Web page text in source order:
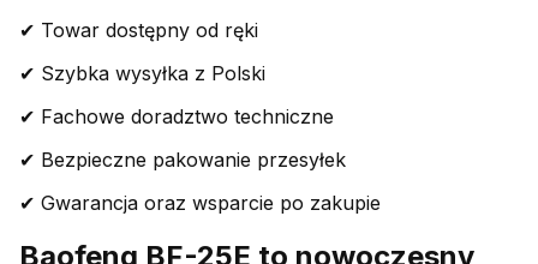
✔ Towar dostępny od ręki
✔ Szybka wysyłka z Polski
✔ Fachowe doradztwo techniczne
✔ Bezpieczne pakowanie przesyłek
✔ Gwarancja oraz wsparcie po zakupie
Baofeng BF-25E to nowoczesny